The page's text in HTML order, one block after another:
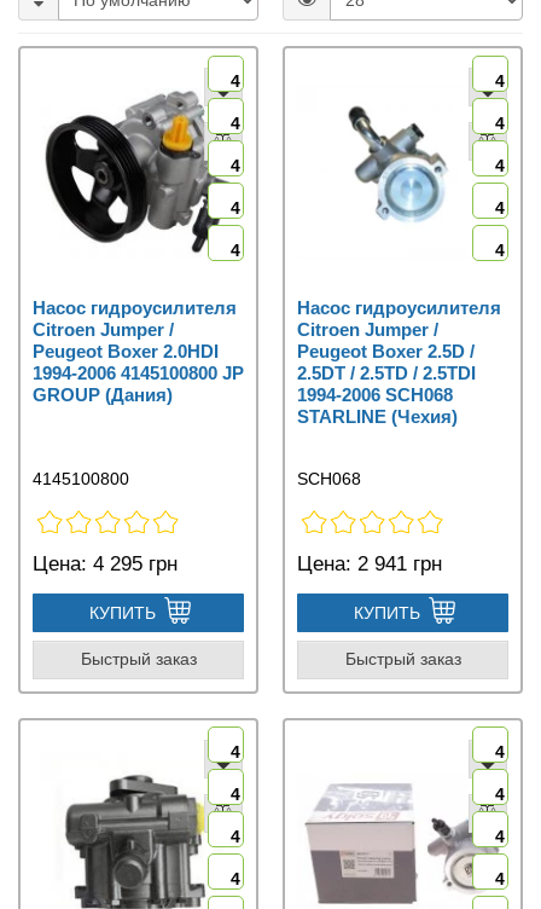
4
4
4
4
4
Насос гидроусилителя
Citroen Jumper /
Peugeot Boxer 2.0HDI
1994-2006 4145100800 JP
GROUP (Дания)
4145100800
Цена: 4 295 грн
КУПИТЬ
Быстрый заказ
4
4
4
4
4
Насос гидроусилителя
Citroen Jumper /
Peugeot Boxer 2.5D /
2.5DT / 2.5TD / 2.5TDI
1994-2006 SCH068
STARLINE (Чехия)
SCH068
Цена: 2 941 грн
КУПИТЬ
Быстрый заказ
4
4
4
4
4
4
4
4